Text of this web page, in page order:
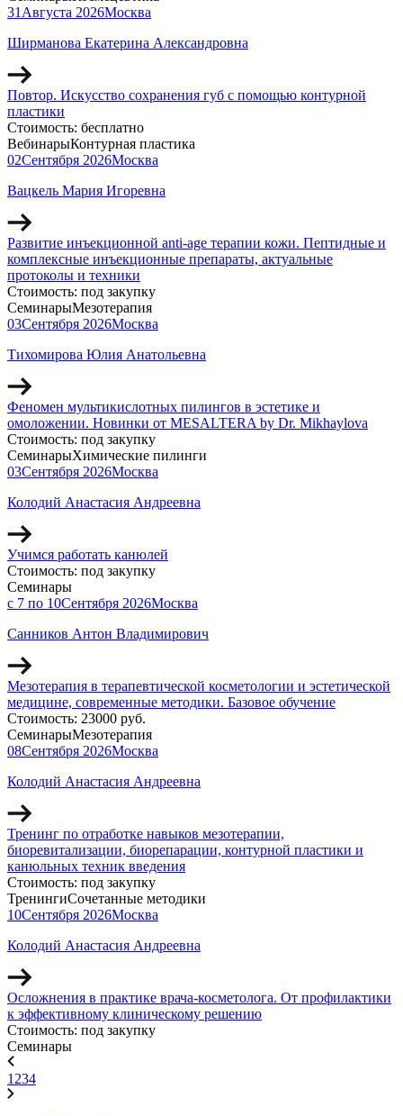
31 Августа 2026Москва
Ширманова Екатерина Александровна
Повтор. Искусство сохранения губ с помощью контурной
пластики
Стоимость: бесплатно
ВебинарыКонтурная пластика
02Сентября 2026Москва
Вацкель Мария Игоревна
Развитие инъекционной anti-age терапии кожи. Пептидные и
комплексные инъекционные препараты, актуальные
протоколы и техники
Стоимость: под закупку
СеминарыМезотерапия
03Сентября 2026Москва
Тихомирова Юлия Анатольевна
Феномен мультикислотных пилингов в эстетике и
омоложении. Новинки от MESALTERA by Dr. Mikhaylova
Стоимость: под закупку
СеминарыХимические пилинги
03Сентября 2026Москва
Колодий Анастасия Андреевна
Учимся работать канюлей
Стоимость: под закупку
Семинары
с 7 по 10Сентября 2026Москва
Санников Антон Владимирович
Мезотерапия в терапевтической косметологии и эстетической
медицине, современные методики. Базовое обучение
Стоимость: 23000 руб.
СеминарыМезотерапия
08Сентября 2026Москва
Колодий Анастасия Андреевна
Тренинг по отработке навыков мезотерапии,
биоревитализации, биорепарации, контурной пластики и
канюльных техник введения
Стоимость: под закупку
ТренингиСочетанные методики
10Сентября 2026Москва
Колодий Анастасия Андреевна
Осложнения в практике врача-косметолога. От профилактики
к эффективному клиническому решению
Стоимость: под закупку
Семинары
1 234